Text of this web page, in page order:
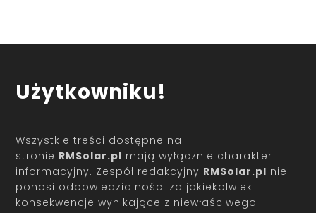
Użytkowniku!
Wszystkie treści dostępne na
stronie RMSolar.pl mają wyłącznie charakter
informacyjny. Zespół redakcyjny RMSolar.pl nie
ponosi odpowiedzialności za jakiekolwiek
konsekwencje wynikające z niewłaściwego